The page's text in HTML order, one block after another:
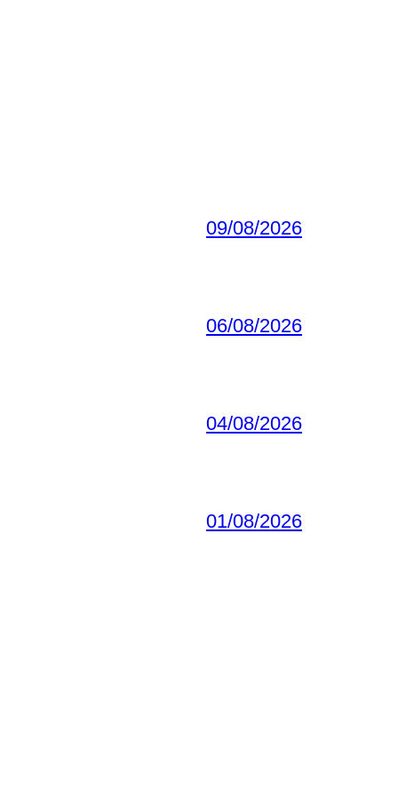
09/08/2026
06/08/2026
04/08/2026
01/08/2026